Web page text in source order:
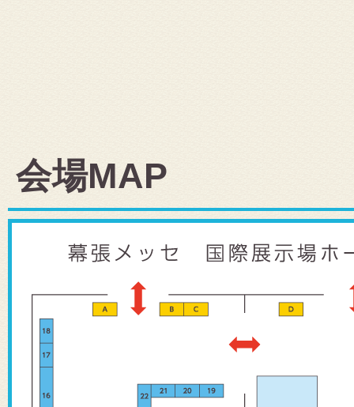
会場MAP